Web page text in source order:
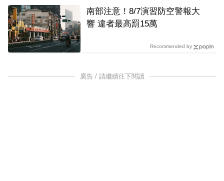
南部注意！8/7演習防空警報大
響 違者最高罰15萬
Recommended by
廣告 / 請繼續往下閱讀